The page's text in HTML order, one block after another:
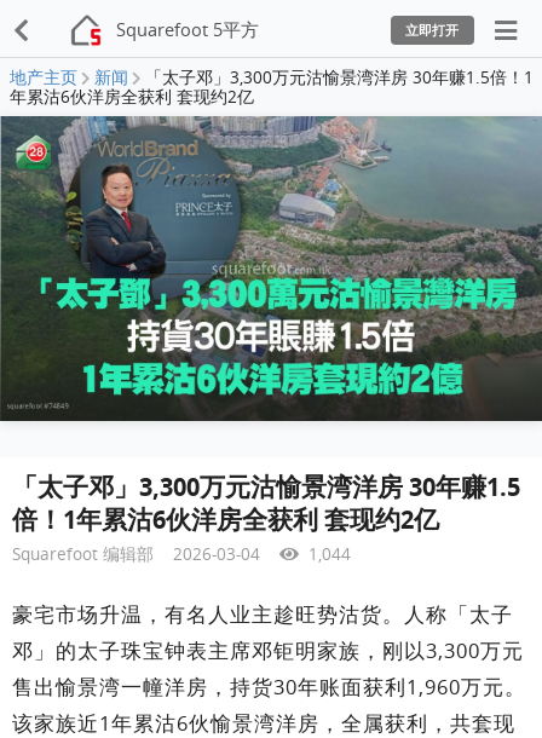
Squarefoot 5平方 立即打开
地产主页 新闻
「太子邓」3,300万元沽愉景湾洋房 30年赚1.5倍！1
年累沽6伙洋房全获利 套现约2亿
「太子邓」3,300万元沽愉景湾洋房 30年赚1.5
倍！1年累沽6伙洋房全获利 套现约2亿
Squarefoot 编辑部 2026-03-04 1,044
豪宅市场升温，有名人业主趁旺势沽货。人称「太子
邓」的太子珠宝钟表主席邓钜明家族，刚以3,300万元
售出愉景湾一幢洋房，持货30年账面获利1,960万元。
该家族近1年累沽6伙愉景湾洋房，全属获利，共套现